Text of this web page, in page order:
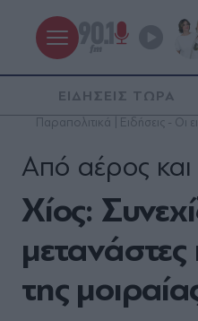
ΕΙΔΗΣΕΙΣ ΤΩΡΑ
Παραπολιτικά | Ειδήσεις - Οι
Χίος:
της
Από αέρος